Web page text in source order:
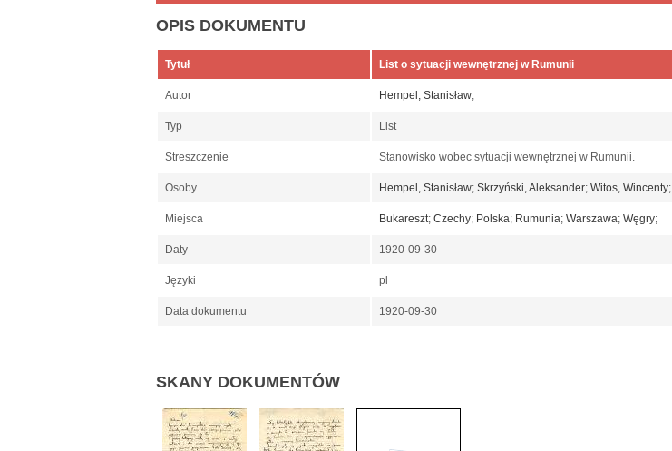
OPIS DOKUMENTU
Tytuł List o sytuacji wewnętrznej w Rumunii
Autor Hempel, Stanisław;
Typ List
Streszczenie Stanowisko wobec sytuacji wewnętrznej w Rumunii.
Osoby Hempel, Stanisław; Skrzyński, Aleksander; Witos, Wincenty;
Miejsca Bukareszt; Czechy; Polska; Rumunia; Warszawa; Węgry;
Daty 1920-09-30
Języki pl
Data dokumentu 1920-09-30
SKANY DOKUMENTÓW